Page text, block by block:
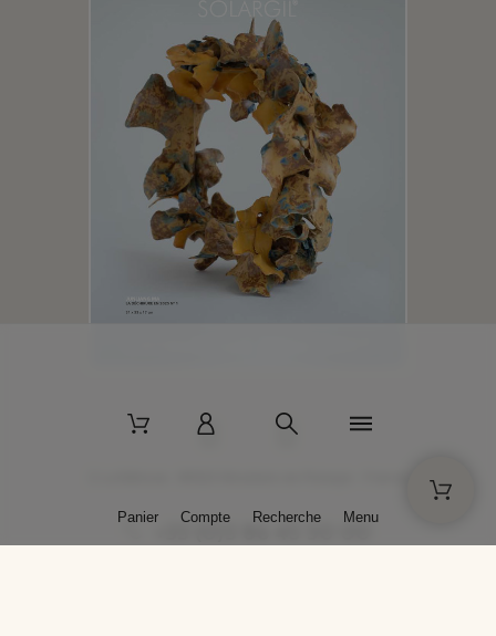
+33 (0)3 86 45 50 00
Panier Compte Recherche Menu